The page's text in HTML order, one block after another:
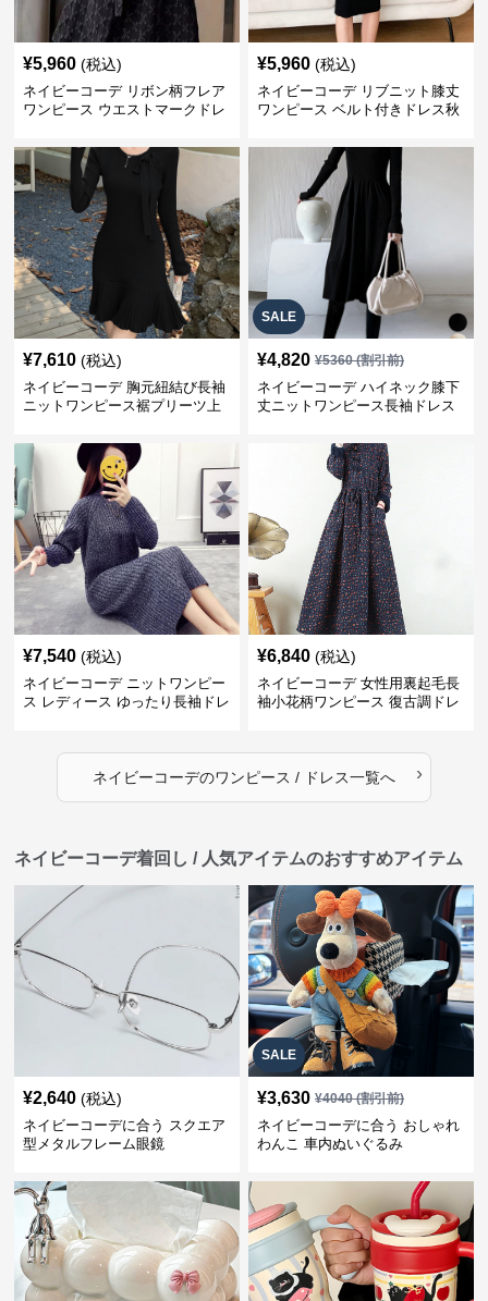
¥5,960 (税込)
ネイビーコーデ リボン柄フレア
ワンピース ウエストマークドレ
¥5,960 (税込)
ネイビーコーデ リブニット膝丈
ワンピース ベルト付きドレス秋
¥7,610 (税込)
ネイビーコーデ 胸元紐結び長袖
ニットワンピース裾プリーツ上
SALE
¥4,820 ¥5360(割引前)
ネイビーコーデ ハイネック膝下
丈ニットワンピース長袖ドレス
¥7,540 (税込)
ネイビーコーデ ニットワンピー
ス レディース ゆったり長袖ドレ
¥6,840 (税込)
ネイビーコーデ 女性用裏起毛長
袖小花柄ワンピース 復古調ドレ
ネイビーコーデのワンピース / ドレス一覧へ ›
ネイビーコーデ着回し / 人気アイテムのおすすめアイテム
¥2,640 (税込)
ネイビーコーデに合う スクエア
型メタルフレーム眼鏡
SALE
¥3,630 ¥4040(割引前)
ネイビーコーデに合う おしゃれ
わんこ 車内ぬいぐるみ